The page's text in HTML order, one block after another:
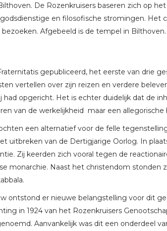
De Rozenkruisers baseren zich op
en filosofische stromingen. Het
bezoeken. Afgebeeld is de tempel in
gepubliceerd, het eerste van drie
vertellen over zijn reizen en verdere
had opgericht. Het is echter duidelijk dat de
van de werkelijkheid maar een allegorische
een alternatief voor de felle
uitbreken van de Dertigjarige Oorlog. In
Zij keerden zich vooral tegen de
monarchie. Naast het christendom stonden
ontstond er nieuwe belangstelling voor dit
in 1924 van het Rozenkruisers
Aanvankelijk was dit een onderdeel